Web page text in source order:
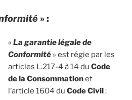
» :
« La garantie légale de
Conformité» est régie par les
articles L.217-4 à 14 du Code
de la Consommationet
l’article 1604 du Code Civil: